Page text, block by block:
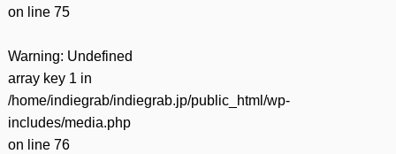
on line 75
Warning: Undefined
array key 1 in
/home/indiegrab/indiegrab.jp/public_html/wp-
includes/media.php
on line 76